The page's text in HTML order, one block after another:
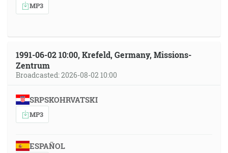
MP3
1991-06-02 10:00, Krefeld, Germany, Missions-
Zentrum
Broadcasted: 2026-08-02 10:00
SRPSKOHRVATSKI
MP3
ESPAÑOL